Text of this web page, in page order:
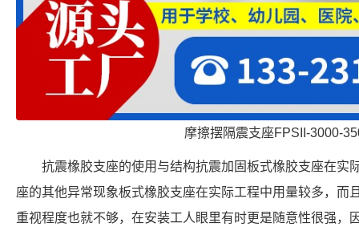
摩擦摆隔震支座FPSII-3000-
抗震橡胶支座的使用与结构抗震加固板式橡胶支座在实
座的其他异常现象板式橡胶支座在实际工程中用量较多，而
重视程度也就不够，在安装工人眼里有时更是随意性很强，